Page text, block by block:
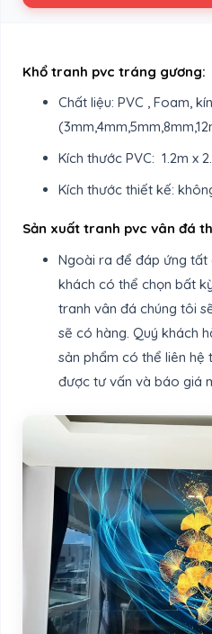
Khổ tranh pvc tráng gương:
Chất liệu: PVC , Foam,
Kích thước PVC: 1.2m x
Kích thước thiết kế:
Sản xuất tranh pvc vân đá
Ngoài ra để đáp ứng tất
khách có thể chọn bất
tranh vân đá chúng tôi
sẽ có hàng. Quý khách
sản phẩm có thể liên
được tư vấn và báo giá